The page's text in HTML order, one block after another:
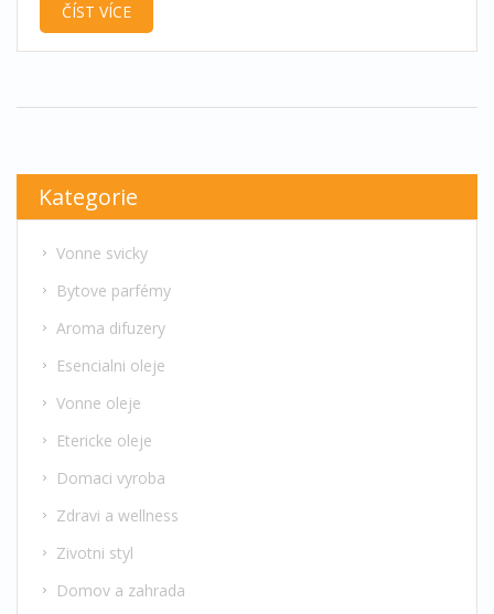
Zajištění rovnováhy mezi vzhledem, bezpečností a
ČÍST VÍCE
Kategorie
Vonne svicky
Bytove parfémy
Aroma difuzery
Esencialni oleje
Vonne oleje
Etericke oleje
Domaci vyroba
Zdravi a wellness
Zivotni styl
Domov a zahrada